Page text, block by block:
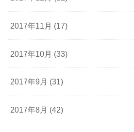
2017年11月 (17)
2017年10月 (33)
2017年9月 (31)
2017年8月 (42)